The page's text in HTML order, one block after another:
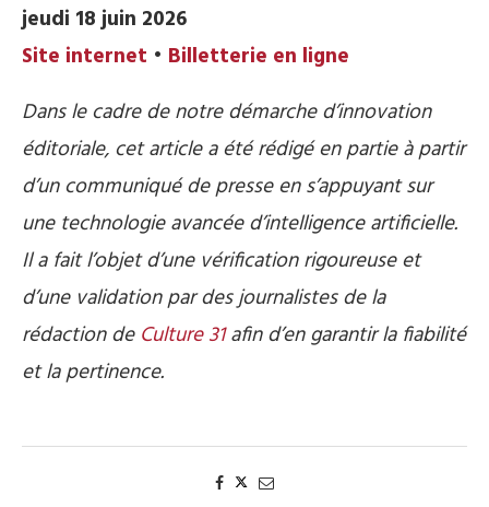
jeudi 18 juin 2026
Site internet • Billetterie en ligne
Dans le cadre de notre démarche d’innovation
éditoriale, cet article a été rédigé en partie à partir
d’un communiqué de presse en s’appuyant sur
une technologie avancée d’intelligence artificielle.
Il a fait l’objet d’une vérification rigoureuse et
d’une validation par des journalistes de la
rédaction de Culture 31afin d’en garantir la fiabilité
et la pertinence.